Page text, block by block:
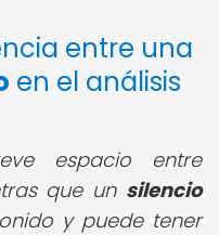
entre una
en el análisis
espacio entre
que un silencio
y puede tener